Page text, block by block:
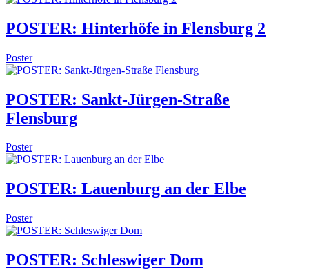
POSTER: Hinterhöfe in Flensburg 2
Poster
POSTER: Sankt-Jürgen-Straße
Flensburg
Poster
POSTER: Lauenburg an der Elbe
Poster
POSTER: Schleswiger Dom